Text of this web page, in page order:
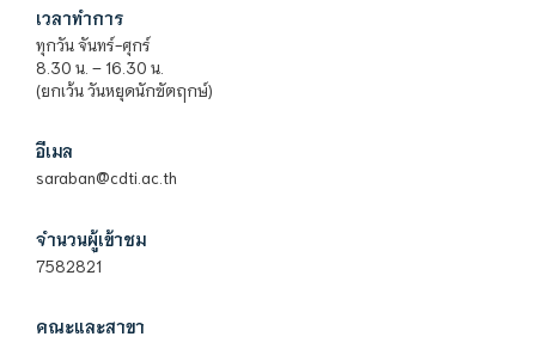
เวลาทำการ
ทุกวัน จันทร์-ศุกร์
8.30 น. – 16.30 น.
(ยกเว้น วันหยุดนักขัตฤกษ์)
อีเมล
saraban@cdti.ac.th
จำนวนผู้เข้าชม
7582821
คณะและสาขา